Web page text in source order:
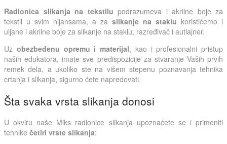
Radionica slikanja na tekstilu podrazumeva i akrilne boje za
tekstil u svim nijansama, a za slikanje na staklu koristićemo i
uljane i akrilne boje za slikanje na staklu, razređivač i autlajner.
Uz obezbeđenu opremu i materijal, kao i profesionalni pristup
naših edukatora, imate sve predispozicije za stvaranje Vaših prvih
remek dela, a ukoliko ste na višem stepenu poznavanja tehnika
crtanja i slikanja, sigurno ćete napredovati.
Šta svaka vrsta slikanja donosi
U okviru naše Miks radionice slikanja upoznaćete se i primeniti
tehnike četiri vrste slikanja: